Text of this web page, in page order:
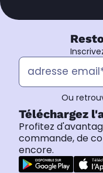
Ou
Téléchargez
Profitez
commande, de
encore.